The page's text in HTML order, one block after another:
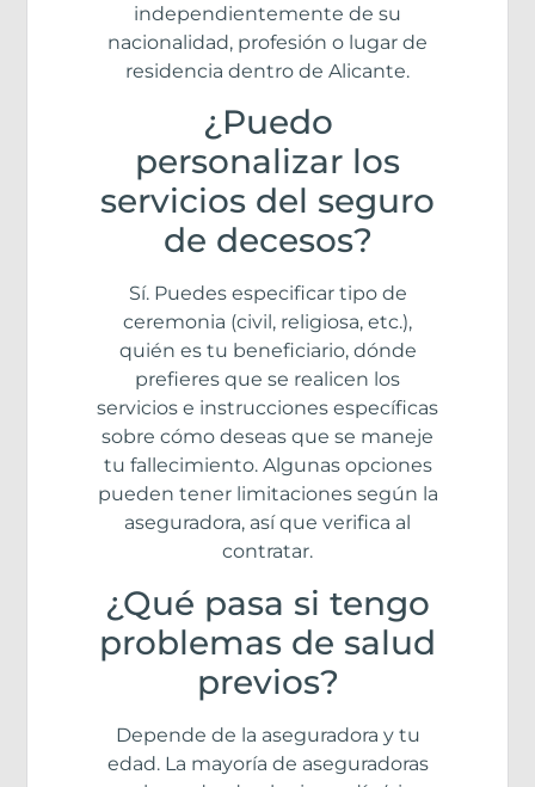
independientemente de su
nacionalidad, profesión o lugar de
residencia dentro de Alicante.
¿Puedo
personalizar los
servicios del seguro
de decesos?
Sí. Puedes especificar tipo de
ceremonia (civil, religiosa, etc.),
quién es tu beneficiario, dónde
prefieres que se realicen los
servicios e instrucciones específicas
sobre cómo deseas que se maneje
tu fallecimiento. Algunas opciones
pueden tener limitaciones según la
aseguradora, así que verifica al
contratar.
¿Qué pasa si tengo
problemas de salud
previos?
Depende de la aseguradora y tu
edad. La mayoría de aseguradoras